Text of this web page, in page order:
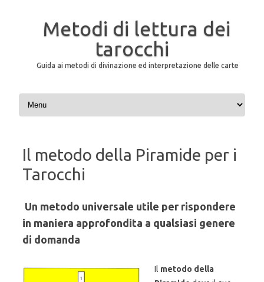
Metodi di lettura dei
tarocchi
Guida ai metodi di divinazione ed interpretazione delle carte
Skip to content
Il metodo della Piramide per i
Tarocchi
Un metodo universale utile per rispondere
in maniera approfondita a qualsiasi genere
di domanda
Il metodo della